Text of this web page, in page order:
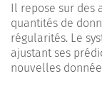
Il repose sur des
quantités de
régularités. Le
ajustant ses
nouvelles